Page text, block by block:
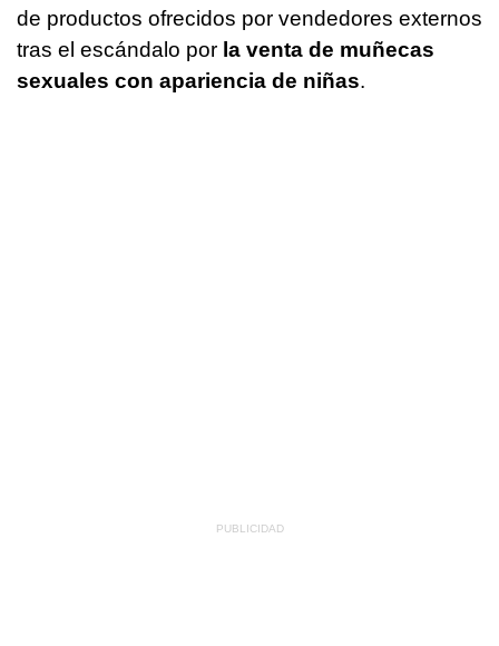
de productos ofrecidos por vendedores externos
tras el escándalo por la venta de muñecas
sexuales con apariencia de niñas.